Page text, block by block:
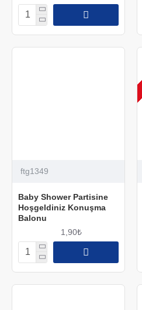
ftg1349
Baby Shower Partisine
Hoşgeldiniz Konuşma
Balonu
1,90₺